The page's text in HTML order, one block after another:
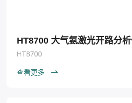
HT8700 大气氨激光开路分
HT8700
查看更多